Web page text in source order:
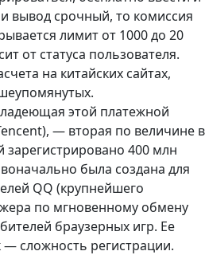
вывод срочный, то комиссия
лимит от 1000 до 20
от статуса пользователя.
на китайских сайтах,
этой платежной
— вторая по величине в
зарегистрировано 400 млн
была создана для
QQ (крупнейшего
по мгновенному обмену
браузерных игр. Ее
— сложность регистрации.